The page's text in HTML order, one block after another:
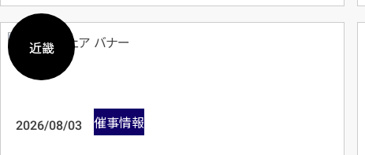
近畿
2026/08/03 催事情報